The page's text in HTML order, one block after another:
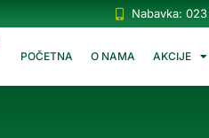
Nabavka: 023
POČETNA O NAMA AKCIJE